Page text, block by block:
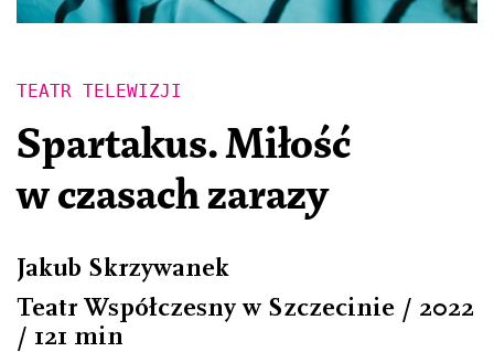
TEATR TELEWIZJI
Spartakus. Miłość
w czasach zarazy
Jakub Skrzywanek
Teatr Współczesny w Szczecinie / 2022
/ 121 min